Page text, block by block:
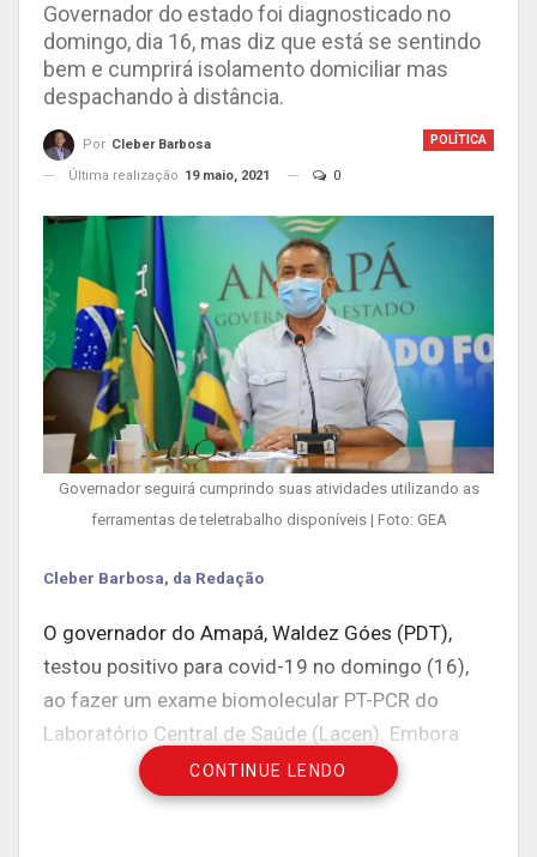
Governador do estado foi diagnosticado no
domingo, dia 16, mas diz que está se sentindo
bem e cumprirá isolamento domiciliar mas
despachando à distância.
POLÍTICA
Por Cleber Barbosa
Última realização 19 maio, 2021 0
Governador seguirá cumprindo suas atividades utilizando as
ferramentas de teletrabalho disponíveis | Foto: GEA
Cleber Barbosa, da Redação
O governador do Amapá, Waldez Góes (PDT),
testou positivo para covid-19 no domingo (16),
ao fazer um exame biomolecular PT-PCR do
Laboratório Central de Saúde (Lacen). Embora
confiante nos protocolos e recomendações
médicas, ele não deverá se afastar do mandato
CONTINUE LENDO